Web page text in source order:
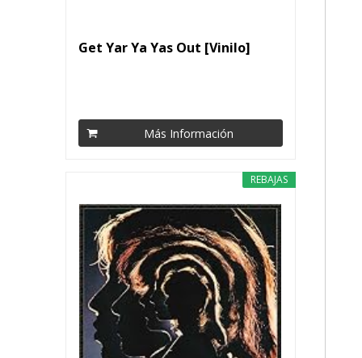
Get Yar Ya Yas Out [Vinilo]
Más Información
REBAJAS